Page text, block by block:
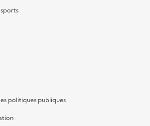
politiques publiques